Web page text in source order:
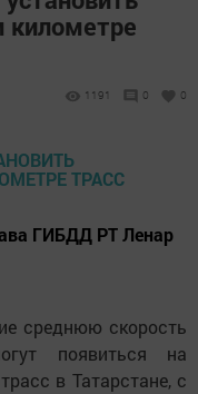
1191 0 0
ГИБДД РТ Ленар
среднюю скорость
появиться на
в Татарстане, с